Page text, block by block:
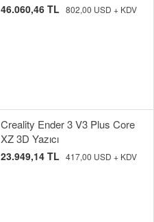
46.060,46 TL 802,00 USD + KDV
Creality Ender 3 V3 Plus Core
XZ 3D Yazıcı
23.949,14 TL 417,00 USD + KDV